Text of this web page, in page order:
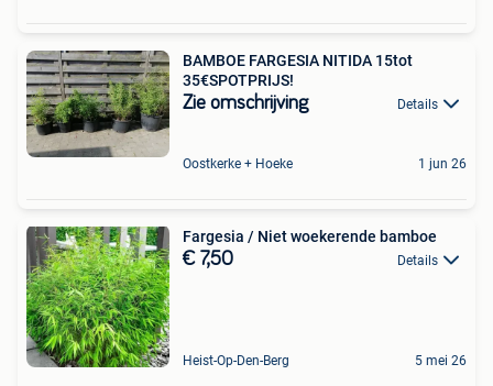
BAMBOE FARGESIA NITIDA 15tot
35€SPOTPRIJS!
Zie omschrijving Details
Oostkerke + Hoeke 1 jun 26
Fargesia / Niet woekerende bamboe
€ 7,50 Details
Heist-Op-Den-Berg 5 mei 26